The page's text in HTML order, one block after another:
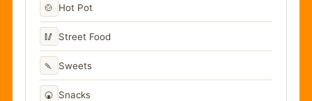
🍲 Hot Pot
🥢 Street Food
🍡 Sweets
🍘 Snacks